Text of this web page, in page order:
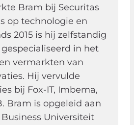
Bram bij Securitas
op technologie en
2015 is hij zelfstandig
in het
vermarkten van
Hij vervulde
bij Fox-IT, Imbema,
Bram is opgeleid aan
Universiteit